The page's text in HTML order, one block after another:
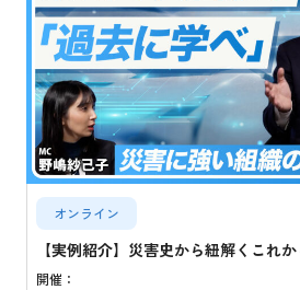
オンライン
【実例紹介】災害史から紐解くこれ
開催：